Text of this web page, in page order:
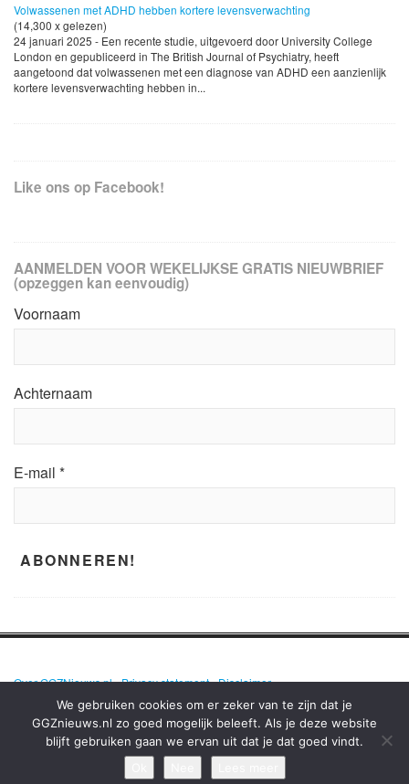
Volwassenen met ADHD hebben kortere levensverwachting
(14,300 x gelezen)
24 januari 2025 - Een recente studie, uitgevoerd door University College
London en gepubliceerd in The British Journal of Psychiatry, heeft
aangetoond dat volwassenen met een diagnose van ADHD een aanzienlijk
kortere levensverwachting hebben in...
Like ons op Facebook!
AANMELDEN VOOR WEKELIJKSE GRATIS NIEUWBRIEF
(opzeggen kan eenvoudig)
Voornaam
Achternaam
E-mail *
Over GGZNieuws.nl•Privacy statement•Disclaimer
GGZNIEUWS.NL – ELKE DAG HET NIEUWS OVER MENTALE GEZONDHEID
EN DE GGZ OP EEN RIJ!
We gebruiken cookies om er zeker van te zijn dat je
GGZnieuws.nl zo goed mogelijk beleeft. Als je deze website
blijft gebruiken gaan we ervan uit dat je dat goed vindt.